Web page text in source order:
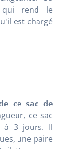
qui rend le
est chargé
ce sac de
ce sac
à 3 jours. Il
une paire